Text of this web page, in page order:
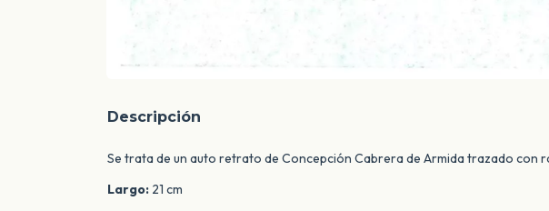
Descripción
Se trata de un auto retrato de Concepción Cabrera de Armida trazado con
Largo: 21 cm